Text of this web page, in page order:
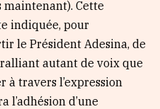
maintenant). Cette
indiquée, pour
le Président Adesina, de
autant de voix que
à travers l’expression
l’adhésion d’une